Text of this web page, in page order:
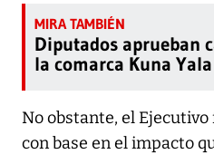
Diputados aprueban
la comarca Kuna Yala
No obstante, el
con base en el impacto